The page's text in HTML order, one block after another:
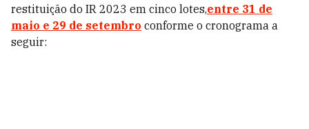
restituição do IR 2023 em cinco lotes,entre 31 de
maio e 29 de setembro conforme o cronograma a
seguir: